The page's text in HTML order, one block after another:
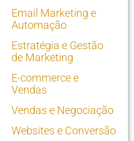
Email Marketing e
Automação
Estratégia e Gestão
de Marketing
E-commerce e
Vendas
Vendas e Negociação
Websites e Conversão